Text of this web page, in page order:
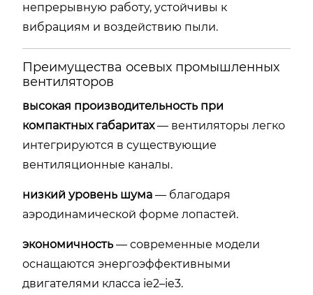
непрерывную работу, устойчивы к
вибрациям и воздействию пыли.
Преимущества осевых промышленных
вентиляторов
высокая производительность при
компактных габаритах— вентиляторы легко
интегрируются в существующие
вентиляционные каналы.
низкий уровень шума — благодаря
аэродинамической форме лопастей.
экономичность — современные модели
оснащаются энергоэффективными
двигателями класса ie2–ie3.